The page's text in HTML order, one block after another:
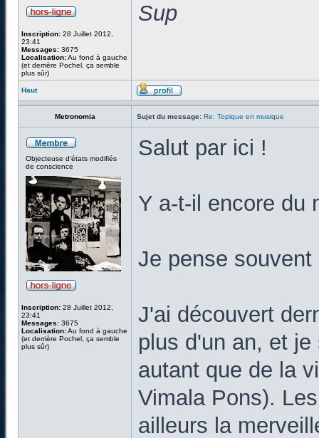
Inscription: 28 Juillet 2012,
23:41
Messages: 3675
Localisation:Au fond à gauche
(et derrière Pochel, ça semble
plus sûr)
Sup
Haut
Metronomia Sujet du message: Re: Topique en musique
Objecteuse d'états modifiés
de conscience
Inscription: 28 Juillet 2012,
23:41
Messages: 3675
Localisation:Au fond à gauche
(et derrière Pochel, ça semble
plus sûr)
Salut par ici !
Y a-t-il encore du
Je pense
J'ai découvert
plus d'un an, et
autant que de la
Vimala Pons).
ailleurs la